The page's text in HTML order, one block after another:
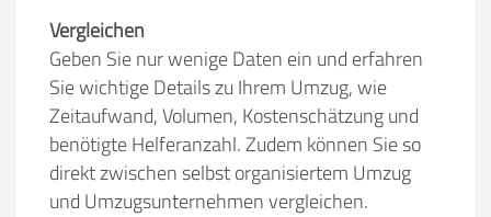
Vergleichen
Geben Sie nur wenige Daten ein und erfahren
Sie wichtige Details zu Ihrem Umzug, wie
Zeitaufwand, Volumen, Kostenschätzung und
benötigte Helferanzahl. Zudem können Sie so
direkt zwischen selbst organisiertem Umzug
und Umzugsunternehmen vergleichen.